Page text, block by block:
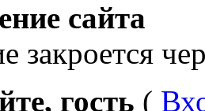
сайта
закроется
гость (